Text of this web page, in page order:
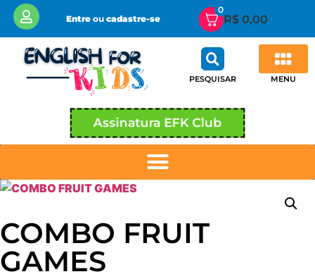
Entreou cadastre-se
0
R$ 0,00
PESQUISAR MENU
Assinatura EFK Club
COMBO FRUIT
GAMES